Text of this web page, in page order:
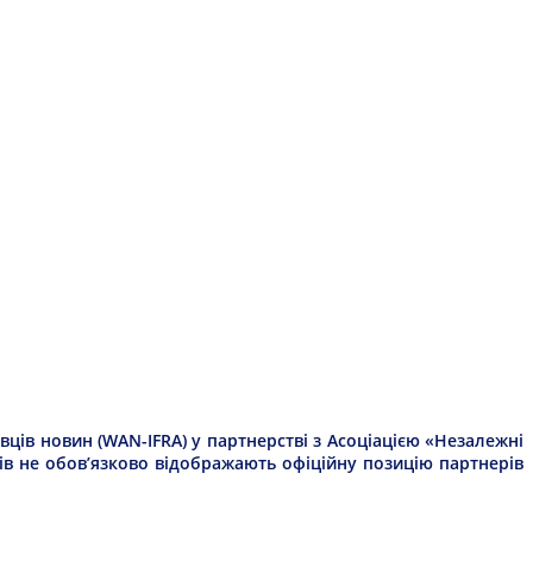
новин (WAN-IFRA) у партнерстві з Асоціацією «Незалежні
не обов’язково відображають офіційну позицію партнерів